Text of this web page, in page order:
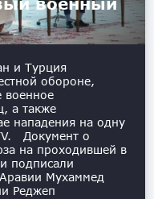
и Турция
обороне,
военное
а также
нападения на одну
Документ о
на проходившей в
подписали
Мухаммед
Реджеп